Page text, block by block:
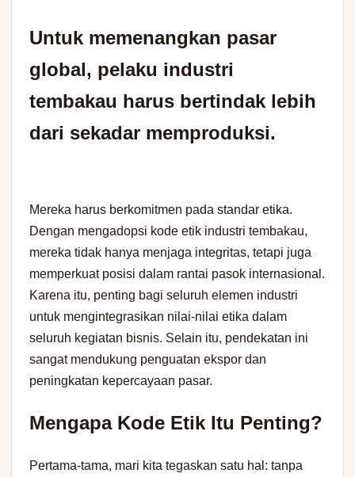
Untuk memenangkan pasar
global, pelaku industri
tembakau harus bertindak lebih
dari sekadar memproduksi.
Mereka harus berkomitmen pada standar etika.
Dengan mengadopsi kode etik industri tembakau,
mereka tidak hanya menjaga integritas, tetapi juga
memperkuat posisi dalam rantai pasok internasional.
Karena itu, penting bagi seluruh elemen industri
untuk mengintegrasikan nilai-nilai etika dalam
seluruh kegiatan bisnis. Selain itu, pendekatan ini
sangat mendukung penguatan ekspor dan
peningkatan kepercayaan pasar.
Mengapa Kode Etik Itu Penting?
Pertama-tama, mari kita tegaskan satu hal: tanpa